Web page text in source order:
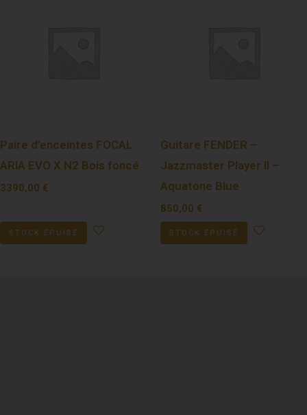
Paire d’enceintes FOCAL
ARIA EVO X N2 Bois foncé
3390,00 €
STOCK ÉPUISÉ
Guitare FENDER –
Jazzmaster Player II –
Aquatone Blue
850,00 €
STOCK ÉPUISÉ